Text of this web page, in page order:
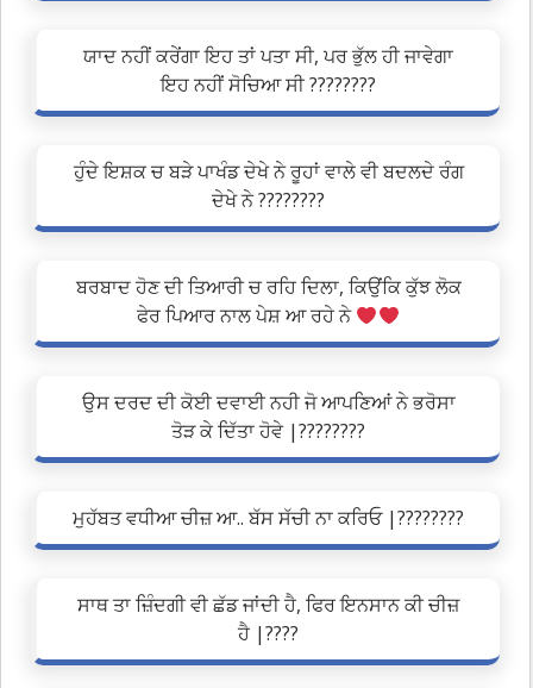
ਯਾਦ ਨਹੀਂ ਕਰੇਂਗਾ ਇਹ ਤਾਂ ਪਤਾ ਸੀ, ਪਰ ਭੁੱਲ ਹੀ ਜਾਵੇਗਾ
ਇਹ ਨਹੀਂ ਸੋਚਿਆ ਸੀ ????????
ਹੁੰਦੇ ਇਸ਼ਕ ਚ ਬੜੇ ਪਾਖੰਡ ਦੇਖੇ ਨੇ ਰੂਹਾਂ ਵਾਲੇ ਵੀ ਬਦਲਦੇ ਰੰਗ
ਦੇਖੇ ਨੇ ????????
ਬਰਬਾਦ ਹੋਣ ਦੀ ਤਿਆਰੀ ਚ ਰਹਿ ਦਿਲਾ, ਕਿਉਂਕਿ ਕੁੱਝ ਲੋਕ
ਫੇਰ ਪਿਆਰ ਨਾਲ ਪੇਸ਼ ਆ ਰਹੇ ਨੇ
ਉਸ ਦਰਦ ਦੀ ਕੋਈ ਦਵਾਈ ਨਹੀ ਜੋ ਆਪਣਿਆਂ ਨੇ ਭਰੋਸਾ
ਤੋੜ ਕੇ ਦਿੱਤਾ ਹੋਵੇ |????????
ਮੁਹੱਬਤ ਵਧੀਆ ਚੀਜ਼ ਆ.. ਬੱਸ ਸੱਚੀ ਨਾ ਕਰਿਓ |????????
ਸਾਥ ਤਾ ਜ਼ਿੰਦਗੀ ਵੀ ਛੱਡ ਜਾਂਦੀ ਹੈ, ਫਿਰ ਇਨਸਾਨ ਕੀ ਚੀਜ਼
ਹੈ |????